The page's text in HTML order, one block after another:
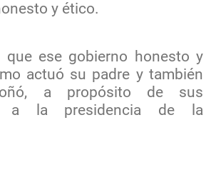
y ético.
que ese gobierno honesto y
actuó su padre y también
a propósito de sus
a la presidencia de la